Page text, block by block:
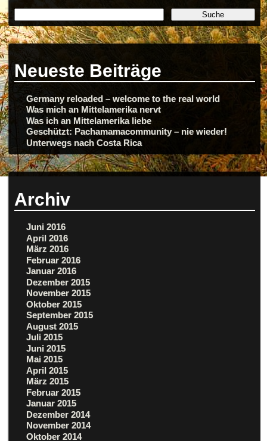
Neueste Beiträge
Germany reloaded – welcome to the real world
Was mich an Mittelamerika nervt
Was ich an Mittelamerika liebe
Geschützt: Pachamamacommunity – nie wieder!
Unterwegs nach Costa Rica
Archiv
Juni 2016
April 2016
März 2016
Februar 2016
Januar 2016
Dezember 2015
November 2015
Oktober 2015
September 2015
August 2015
Juli 2015
Juni 2015
Mai 2015
April 2015
März 2015
Februar 2015
Januar 2015
Dezember 2014
November 2014
Oktober 2014